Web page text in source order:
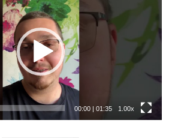
00:00| 01:35 1.00x